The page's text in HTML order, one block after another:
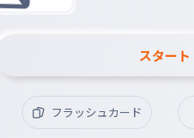
スタート
フラッシュカード